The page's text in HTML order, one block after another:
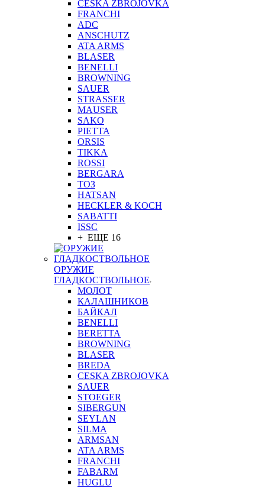
CESKA ZBROJOVKA
FRANCHI
ADC
ANSCHUTZ
ATA ARMS
BLASER
BENELLI
BROWNING
SAUER
STRASSER
MAUSER
SAKO
PIETTA
ORSIS
TIKKA
ROSSI
BERGARA
ТОЗ
HATSAN
HECKLER & KOCH
SABATTI
ISSC
+ ЕЩЕ 16
ОРУЖИЕ
ГЛАДКОСТВОЛЬНОЕ
МОЛОТ
КАЛАШНИКОВ
БАЙКАЛ
BENELLI
BERETTA
BROWNING
BLASER
BREDA
CESKA ZBROJOVKA
SAUER
STOEGER
SIBERGUN
SEYLAN
SILMA
ARMSAN
ATA ARMS
FRANCHI
FABARM
HUGLU